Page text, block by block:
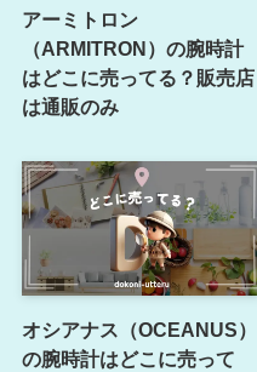
アーミトロン
（ARMITRON）の腕時計
はどこに売ってる？販売店
は通販のみ
オシアナス（OCEANUS）
の腕時計はどこに売って